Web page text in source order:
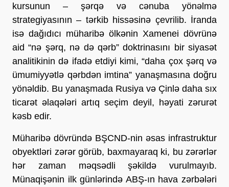
kursunun – şərqə və cənuba yönəlmə
strategiyasının – tərkib hissəsinə çevrilib. İranda
isə dağıdıcı müharibə ölkənin Xamenei dövrünə
aid “nə şərq, nə də qərb” doktrinasını bir siyasət
analitikinin də ifadə etdiyi kimi, “daha çox şərq və
ümumiyyətlə qərbdən imtina” yanaşmasına doğru
yönəldib. Bu yanaşmada Rusiya və Çinlə daha sıx
ticarət əlaqələri artıq seçim deyil, həyati zərurət
kəsb edir.
Müharibə dövründə BŞCND-nin əsas infrastruktur
obyektləri zərər görüb, baxmayaraq ki, bu zərərlər
hər zaman məqsədli şəkildə vurulmayıb.
Münaqişənin ilk günlərində ABŞ-ın hava zərbələri